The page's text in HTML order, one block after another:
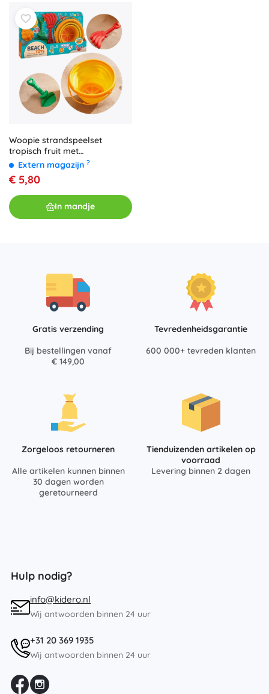
Woopie strandspeelset
tropisch fruit met
opvouwbare emmer, schep,
hark en zandvormpjes
Extern magazijn ?
€ 5,80
In mandje
Gratis verzending
Bij bestellingen vanaf
€ 149,00
Tevredenheidsgarantie
600 000+ tevreden klanten
Zorgeloos retourneren
Alle artikelen kunnen binnen
30 dagen worden
geretourneerd
Tienduizenden artikelen op
voorraad
Levering binnen 2 dagen
Hulp nodig?
info@kidero.nl
Wij antwoorden binnen 24 uur
+31 20 369 1935
Wij antwoorden binnen 24 uur